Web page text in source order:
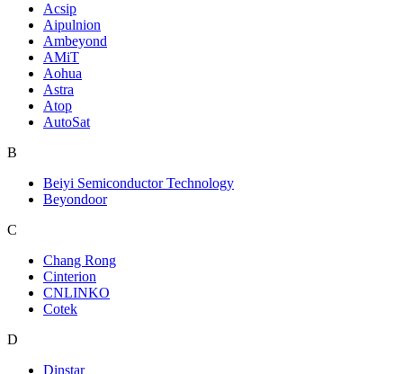
Acsip
Aipulnion
Ambeyond
AMiT
Aohua
Astra
Atop
AutoSat
B
Beiyi Semiconductor Technology
Beyondoor
C
Chang Rong
Cinterion
CNLINKO
Cotek
D
Dinstar